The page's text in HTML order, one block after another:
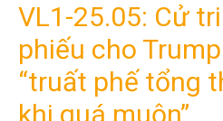
VL1-25.05: Cử
phiếu cho
“truất phế tổng
khi quá muộn”